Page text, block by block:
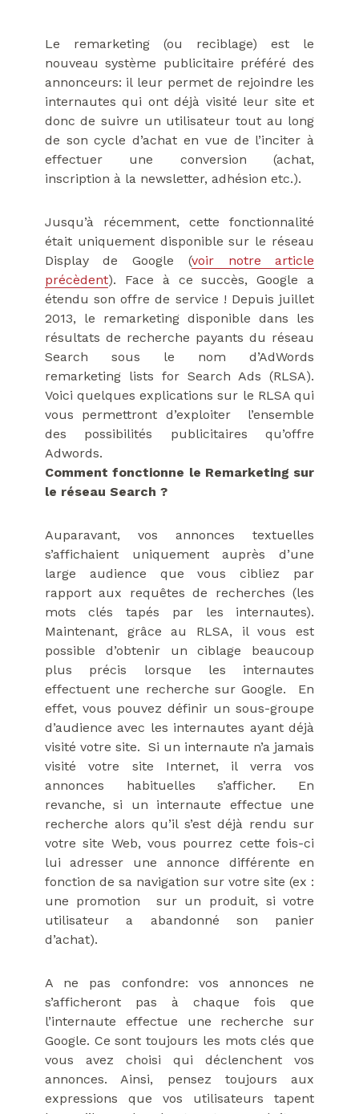
Le remarketing (ou reciblage) est le
nouveau système publicitaire préféré des
annonceurs: il leur permet de rejoindre les
internautes qui ont déjà visité leur site et
donc de suivre un utilisateur tout au long
de son cycle d’achat en vue de l’inciter à
effectuer une conversion (achat,
inscription à la newsletter, adhésion etc.).
Jusqu’à récemment, cette fonctionnalité
était uniquement disponible sur le réseau
Display de Google (voir notre article
précèdent). Face à ce succès, Google a
étendu son offre de service ! Depuis juillet
2013, le remarketing disponible dans les
résultats de recherche payants du réseau
Search sous le nom d’AdWords
remarketing lists for Search Ads (RLSA).
Voici quelques explications sur le RLSA qui
vous permettront d’exploiter l’ensemble
des possibilités publicitaires qu’offre
Adwords.
Comment fonctionne le Remarketing sur
le réseau Search ?
Auparavant, vos annonces textuelles
s’affichaient uniquement auprès d’une
large audience que vous cibliez par
rapport aux requêtes de recherches (les
mots clés tapés par les internautes).
Maintenant, grâce au RLSA, il vous est
possible d’obtenir un ciblage beaucoup
plus précis lorsque les internautes
effectuent une recherche sur Google. En
effet, vous pouvez définir un sous-groupe
d’audience avec les internautes ayant déjà
visité votre site. Si un internaute n’a jamais
visité votre site Internet, il verra vos
annonces habituelles s’afficher. En
revanche, si un internaute effectue une
recherche alors qu’il s’est déjà rendu sur
votre site Web, vous pourrez cette fois-ci
lui adresser une annonce différente en
fonction de sa navigation sur votre site (ex :
une promotion sur un produit, si votre
utilisateur a abandonné son panier
d’achat).
A ne pas confondre: vos annonces ne
s’afficheront pas à chaque fois que
l’internaute effectue une recherche sur
Google. Ce sont toujours les mots clés que
vous avez choisi qui déclenchent vos
annonces. Ainsi, pensez toujours aux
expressions que vos utilisateurs tapent